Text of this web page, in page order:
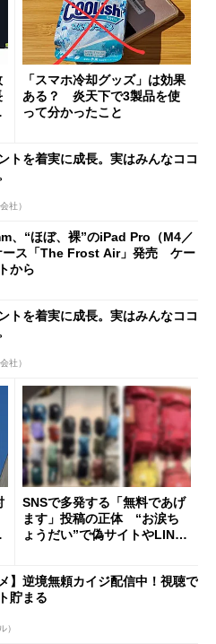
「スマホ冷却グッズ」は効果
ある？ 炎天下で3製品を使
って分かったこと
トを着実に成長。実はみんなココ
社）
、“ほぼ、裸”のiPad Pro（M4／
ース「The Frost Air」発売 ケー
から
トを着実に成長。実はみんなココ
社）
SNSで多発する「無料であげ
ます」投稿の正体 “お涙ち
ょうだい”で偽サイトやLINE
】逆境無頼カイジ配信中！視聴で
貯まる
）